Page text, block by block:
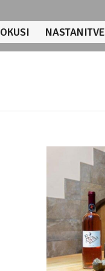
OKUSI NASTANITVE